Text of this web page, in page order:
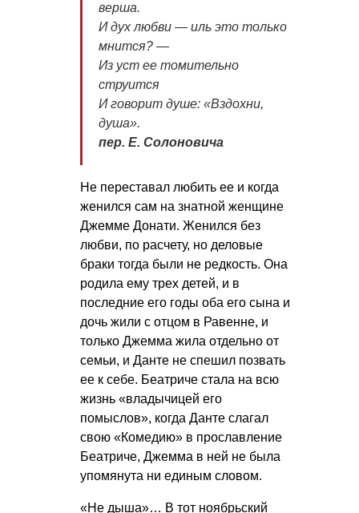
верша.
И дух любви — иль это только
мнится? —
Из уст ее томительно
струится
И говорит душе: «Вздохни,
душа».
пер. Е. Солоновича
Не переставал любить ее и когда
женился сам на знатной женщине
Джемме Донати. Женился без
любви, по расчету, но деловые
браки тогда были не редкость. Она
родила ему трех детей, и в
последние его годы оба его сына и
дочь жили с отцом в Равенне, и
только Джемма жила отдельно от
семьи, и Данте не спешил позвать
ее к себе. Беатриче стала на всю
жизнь «владычицей его
помыслов», когда Данте слагал
свою «Комедию» в прославление
Беатриче, Джемма в ней не была
упомянута ни единым словом.
«Не дыша»… В тот ноябрьский